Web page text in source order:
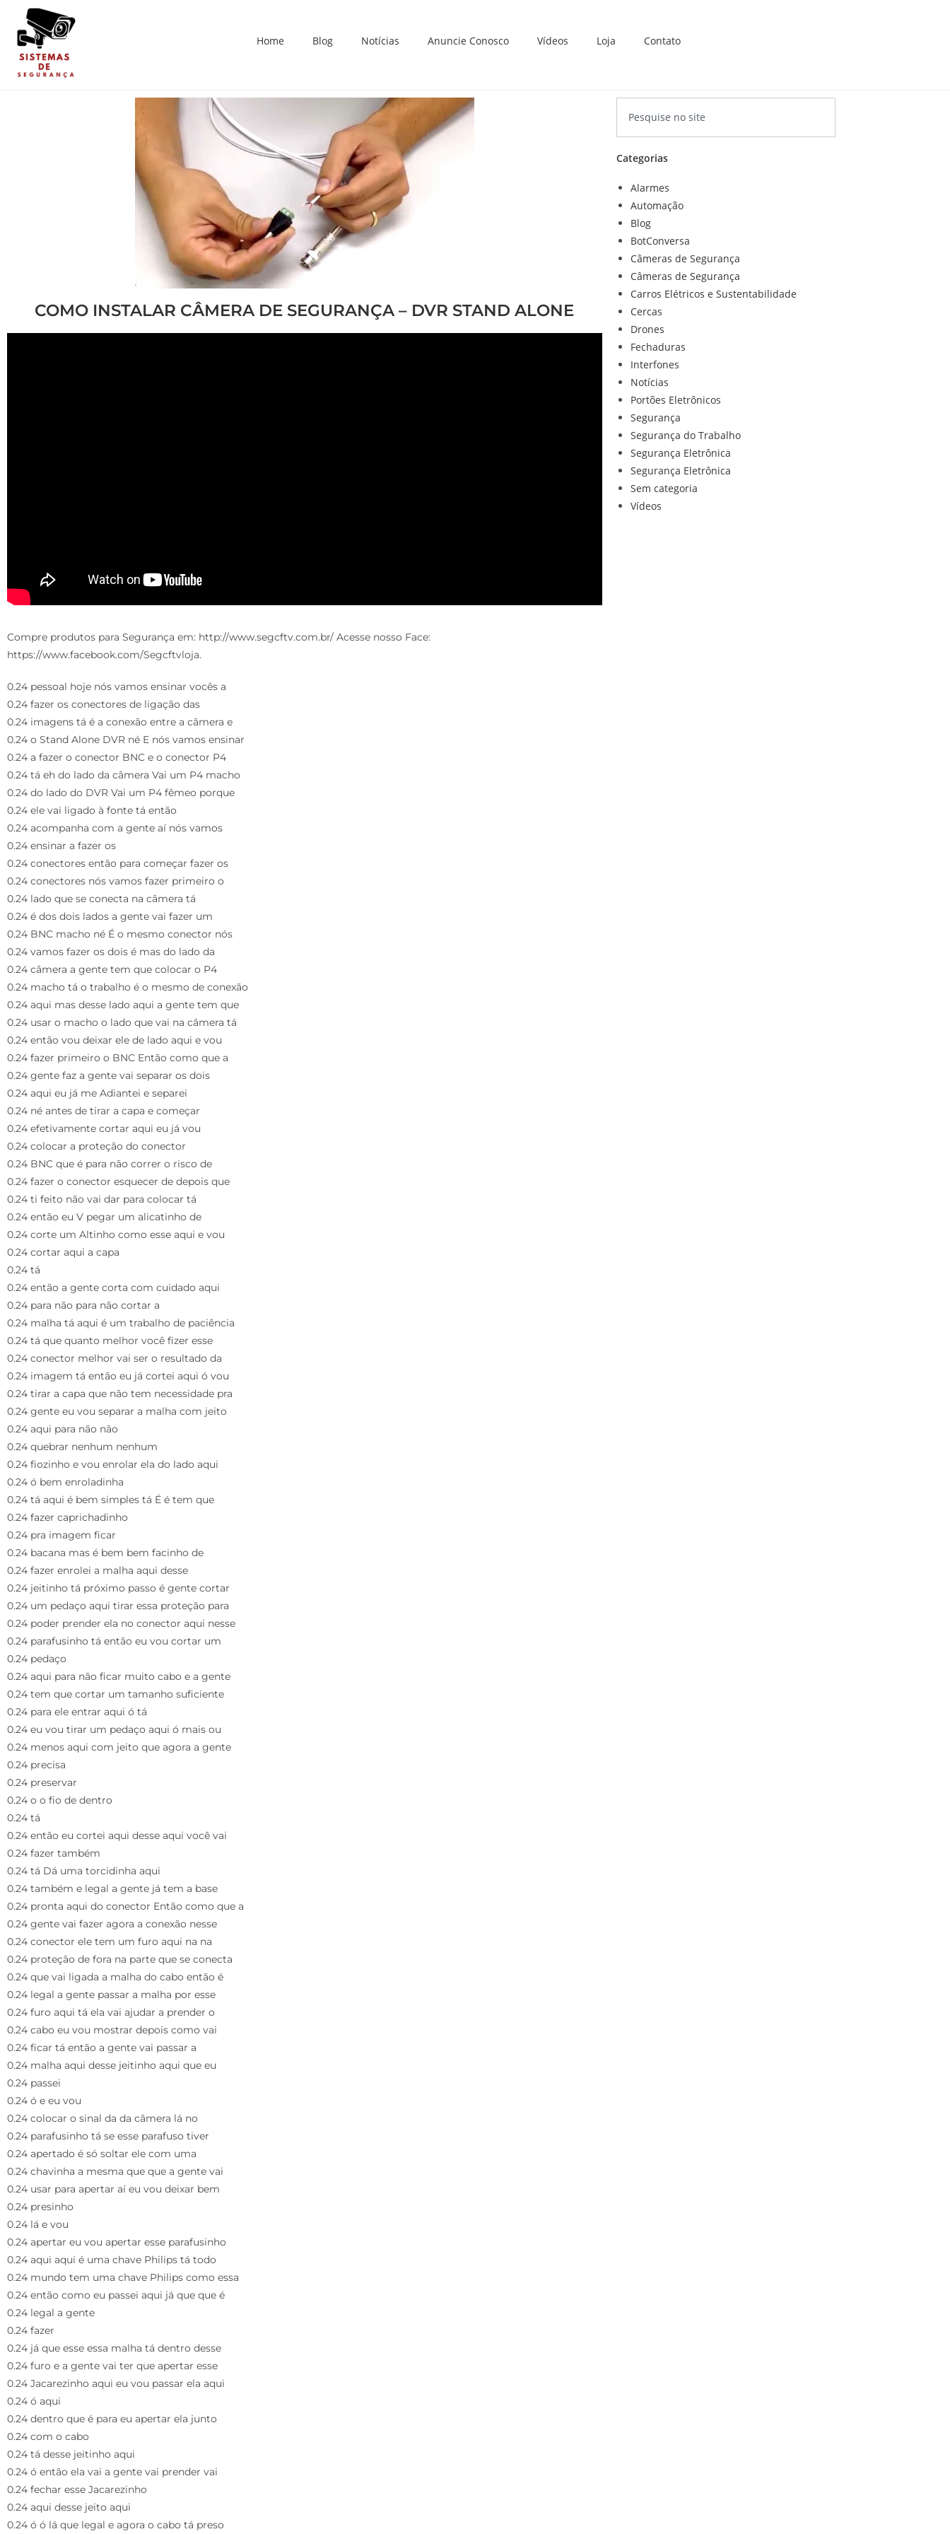
Home Blog Notícias Anuncie Conosco Vídeos Loja Contato
COMO INSTALAR CÂMERA DE SEGURANÇA – DVR STAND ALONE
Compre produtos para Segurança em: http://www.segcftv.com.br/ Acesse nosso Face:
https://www.facebook.com/Segcftvloja.
0.24 pessoal hoje nós vamos ensinar vocês a
0.24 fazer os conectores de ligação das
0.24 imagens tá é a conexão entre a câmera e
0.24 o Stand Alone DVR né E nós vamos ensinar
0.24 a fazer o conector BNC e o conector P4
0.24 tá eh do lado da câmera Vai um P4 macho
0.24 do lado do DVR Vai um P4 fêmeo porque
0.24 ele vai ligado à fonte tá então
0.24 acompanha com a gente aí nós vamos
0.24 ensinar a fazer os
0.24 conectores então para começar fazer os
0.24 conectores nós vamos fazer primeiro o
0.24 lado que se conecta na câmera tá
0.24 é dos dois lados a gente vai fazer um
0.24 BNC macho né É o mesmo conector nós
0.24 vamos fazer os dois é mas do lado da
0.24 câmera a gente tem que colocar o P4
0.24 macho tá o trabalho é o mesmo de conexão
0.24 aqui mas desse lado aqui a gente tem que
0.24 usar o macho o lado que vai na câmera tá
0.24 então vou deixar ele de lado aqui e vou
0.24 fazer primeiro o BNC Então como que a
0.24 gente faz a gente vai separar os dois
0.24 aqui eu já me Adiantei e separei
0.24 né antes de tirar a capa e começar
0.24 efetivamente cortar aqui eu já vou
0.24 colocar a proteção do conector
0.24 BNC que é para não correr o risco de
0.24 fazer o conector esquecer de depois que
0.24 ti feito não vai dar para colocar tá
0.24 então eu V pegar um alicatinho de
0.24 corte um Altinho como esse aqui e vou
0.24 cortar aqui a capa
0.24 tá
0.24 então a gente corta com cuidado aqui
0.24 para não para não cortar a
0.24 malha tá aqui é um trabalho de paciência
0.24 tá que quanto melhor você fizer esse
0.24 conector melhor vai ser o resultado da
0.24 imagem tá então eu já cortei aqui ó vou
0.24 tirar a capa que não tem necessidade pra
0.24 gente eu vou separar a malha com jeito
0.24 aqui para não não
0.24 quebrar nenhum nenhum
0.24 fiozinho e vou enrolar ela do lado aqui
0.24 ó bem enroladinha
0.24 tá aqui é bem simples tá É é tem que
0.24 fazer caprichadinho
0.24 pra imagem ficar
0.24 bacana mas é bem bem facinho de
0.24 fazer enrolei a malha aqui desse
0.24 jeitinho tá próximo passo é gente cortar
0.24 um pedaço aqui tirar essa proteção para
0.24 poder prender ela no conector aqui nesse
0.24 parafusinho tá então eu vou cortar um
0.24 pedaço
0.24 aqui para não ficar muito cabo e a gente
0.24 tem que cortar um tamanho suficiente
0.24 para ele entrar aqui ó tá
0.24 eu vou tirar um pedaço aqui ó mais ou
0.24 menos aqui com jeito que agora a gente
0.24 precisa
0.24 preservar
0.24 o o fio de dentro
0.24 tá
0.24 então eu cortei aqui desse aqui você vai
0.24 fazer também
0.24 tá Dá uma torcidinha aqui
0.24 também e legal a gente já tem a base
0.24 pronta aqui do conector Então como que a
0.24 gente vai fazer agora a conexão nesse
0.24 conector ele tem um furo aqui na na
0.24 proteção de fora na parte que se conecta
0.24 que vai ligada a malha do cabo então é
0.24 legal a gente passar a malha por esse
0.24 furo aqui tá ela vai ajudar a prender o
0.24 cabo eu vou mostrar depois como vai
0.24 ficar tá então a gente vai passar a
0.24 malha aqui desse jeitinho aqui que eu
0.24 passei
0.24 ó e eu vou
0.24 colocar o sinal da da câmera lá no
0.24 parafusinho tá se esse parafuso tiver
0.24 apertado é só soltar ele com uma
0.24 chavinha a mesma que que a gente vai
0.24 usar para apertar aí eu vou deixar bem
0.24 presinho
0.24 lá e vou
0.24 apertar eu vou apertar esse parafusinho
0.24 aqui aqui é uma chave Philips tá todo
0.24 mundo tem uma chave Philips como essa
0.24 então como eu passei aqui já que que é
0.24 legal a gente
0.24 fazer
0.24 já que esse essa malha tá dentro desse
0.24 furo e a gente vai ter que apertar esse
0.24 Jacarezinho aqui eu vou passar ela aqui
0.24 ó aqui
0.24 dentro que é para eu apertar ela junto
0.24 com o cabo
0.24 tá desse jeitinho aqui
0.24 ó então ela vai a gente vai prender vai
0.24 fechar esse Jacarezinho
0.24 aqui desse jeito aqui
0.24 ó ó lá que legal e agora o cabo tá preso
Categorias
Alarmes
Automação
Blog
BotConversa
Câmeras de Segurança
Câmeras de Segurança
Carros Elétricos e Sustentabilidade
Cercas
Drones
Fechaduras
Interfones
Notícias
Portões Eletrônicos
Segurança
Segurança do Trabalho
Segurança Eletrônica
Segurança Eletrônica
Sem categoria
Vídeos